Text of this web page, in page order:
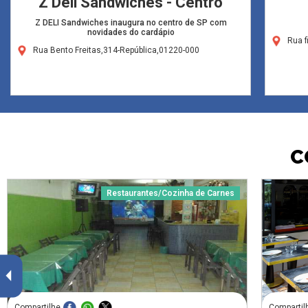
Z DELI Sandwiches inaugura no centro de SP com
novidades do cardápio
Rua Bento Freitas,314-República,01220-000
Rua
Restaurantes/Cozinha de Carnes